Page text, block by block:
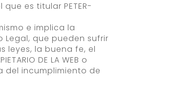
es titular PETER-
e implica la
que pueden sufrir
leyes, la buena fe, el
DE LA WEB o
del incumplimiento de